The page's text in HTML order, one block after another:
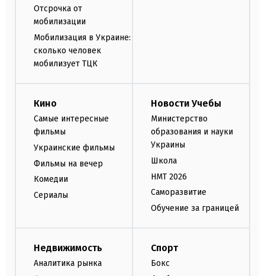
Отсрочка от
мобилизации
Мобилизация в Украине:
сколько человек
мобилизует ТЦК
Кино
Самые интересные
фильмы
Украинские фильмы
Фильмы на вечер
Комедии
Сериалы
Новости Учебы
Министерство
образования и науки
Украины
Школа
НМТ 2026
Саморазвитие
Обучение за границей
Недвижимость
Аналитика рынка
Спорт
Бокс